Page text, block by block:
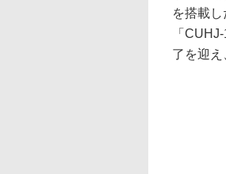
を搭載
「
了を迎え